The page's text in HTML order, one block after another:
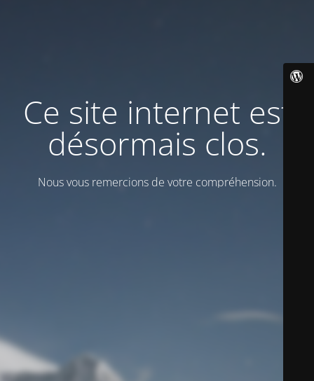
Ce site internet est
désormais clos.
Nous vous remercions de votre compréhension.